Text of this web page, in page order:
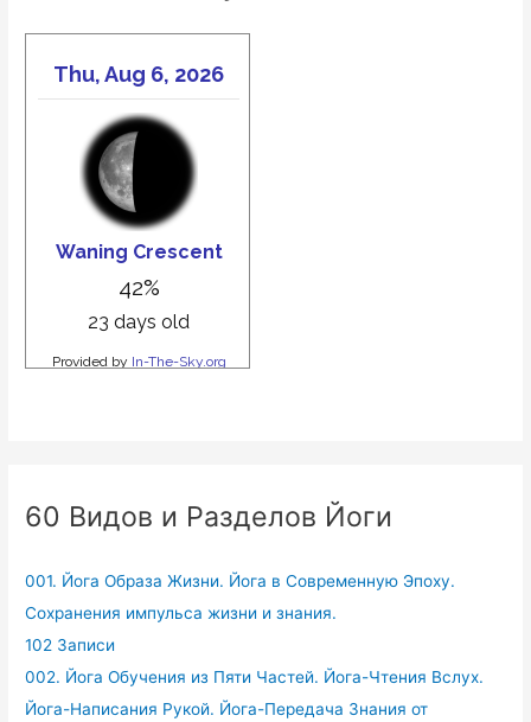
60 Видов и Разделов Йоги
001. Йога Образа Жизни. Йога в Современную Эпоху.
Сохранения импульса жизни и знания.
102 Записи
002. Йога Обучения из Пяти Частей. Йога-Чтения Вслух.
Йога-Написания Рукой. Йога-Передача Знания от